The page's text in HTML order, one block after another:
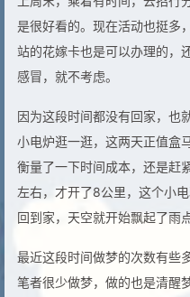
是很好看的。现在活动也挺多
站的花嫁卡也是可以办理的，
感冒，就不考虑。
因为这段时间都没有回家，也
小电炉逛一逛，这两天正值盒
衡量了一下时间成本，还是赶
左右，才开了8公里，这个小
回到家，天空就开始飘起了雨点
最近这段时间做梦的次数有些
笔者很少做梦，做的也是清醒